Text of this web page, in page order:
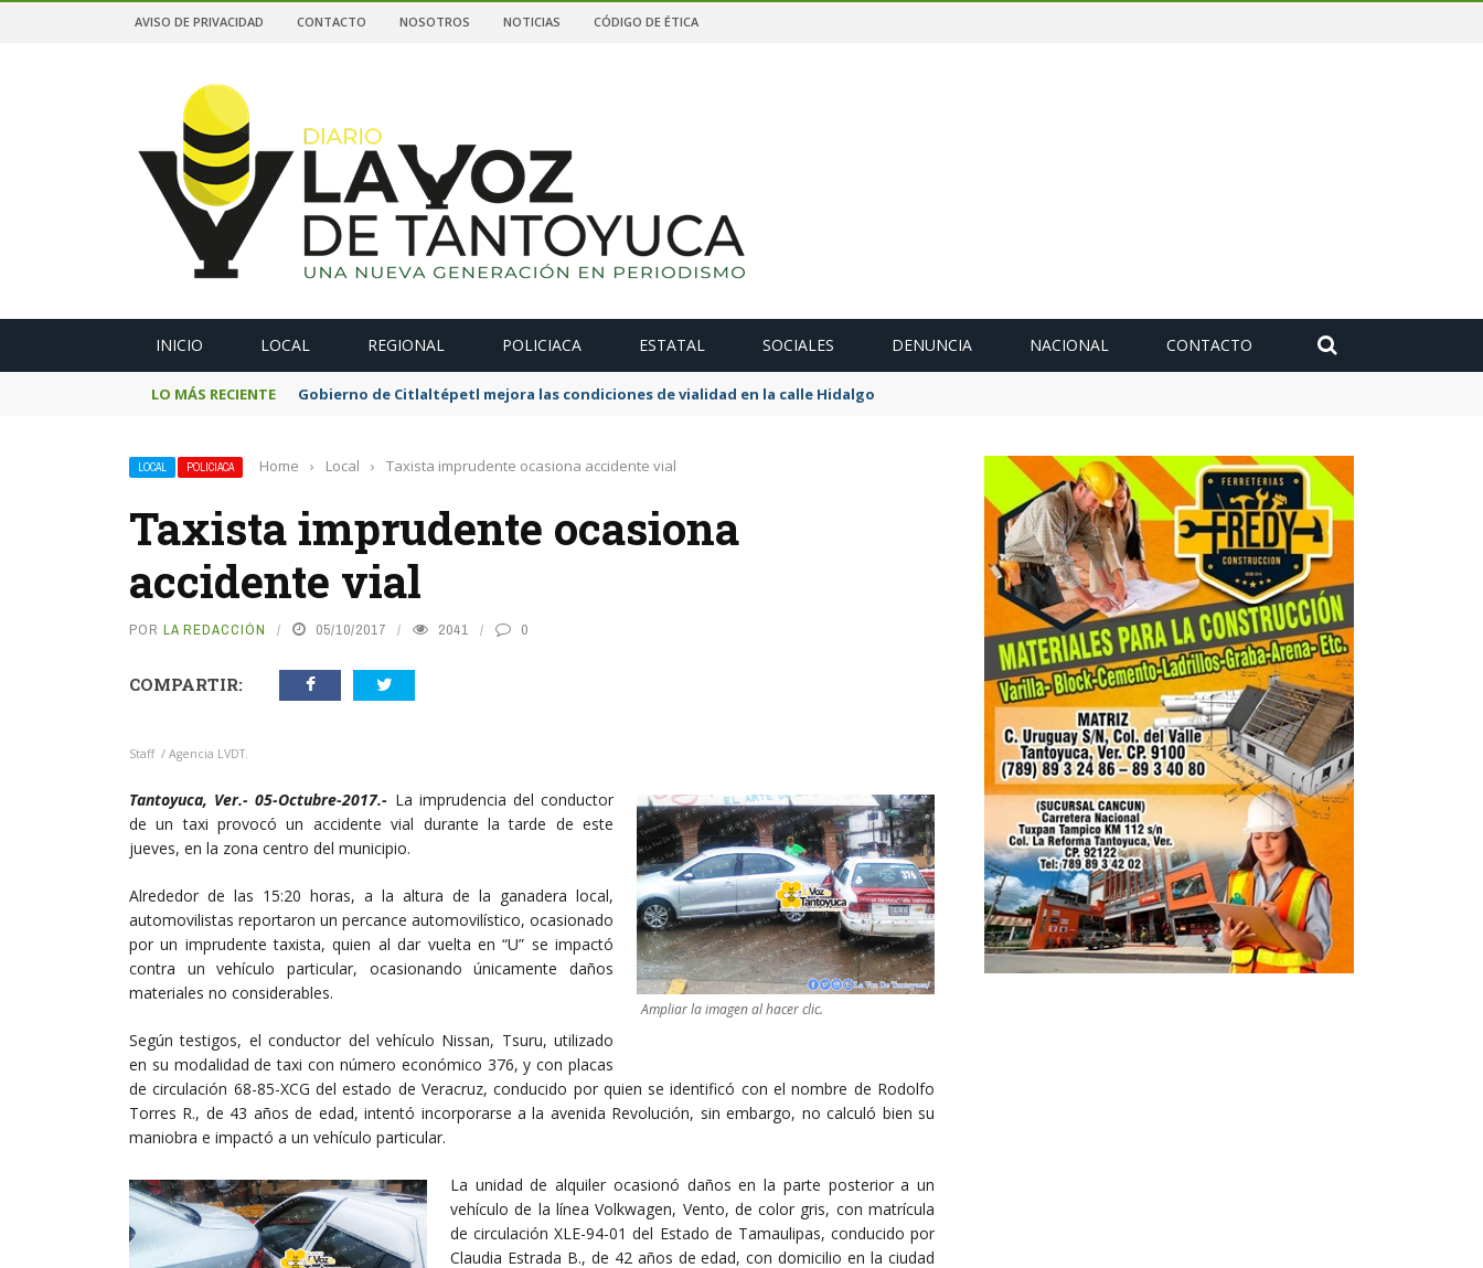
AVISO DE PRIVACIDAD CONTACTO NOSOTROS NOTICIAS CÓDIGO DE ÉTICA
INICIO LOCAL REGIONAL POLICIACA ESTATAL SOCIALES DENUNCIA NACIONAL CONTACTO
LO MÁS RECIENTE Gobierno de Citlaltépetl mejora las condiciones de vialidad en la calle Hidalgo
LOCAL POLICIACA Home › Local › Taxista imprudente ocasiona accidente vial
Taxista imprudente ocasiona
accidente vial
POR LA REDACCIÓN 05/10/2017 2041 0
COMPARTIR:
Staff / Agencia LVDT.
Ampliar la imagen al hacer clic.
Tantoyuca, Ver.- 05-Octubre-2017.- La imprudencia del conductor
de un taxi provocó un accidente vial durante la tarde de este
jueves, en la zona centro del municipio.
Alrededor de las 15:20 horas, a la altura de la ganadera local,
automovilistas reportaron un percance automovilístico, ocasionado
por un imprudente taxista, quien al dar vuelta en “U” se impactó
contra un vehículo particular, ocasionando únicamente daños
materiales no considerables.
Según testigos, el conductor del vehículo Nissan, Tsuru, utilizado
en su modalidad de taxi con número económico 376, y con placas
de circulación 68-85-XCG del estado de Veracruz, conducido por quien se identificó con el nombre de Rodolfo
Torres R., de 43 años de edad, intentó incorporarse a la avenida Revolución, sin embargo, no calculó bien su
maniobra e impactó a un vehículo particular.
La unidad de alquiler ocasionó daños en la parte posterior a un
vehículo de la línea Volkwagen, Vento, de color gris, con matrícula
de circulación XLE-94-01 del Estado de Tamaulipas, conducido por
Claudia Estrada B., de 42 años de edad, con domicilio en la ciudad